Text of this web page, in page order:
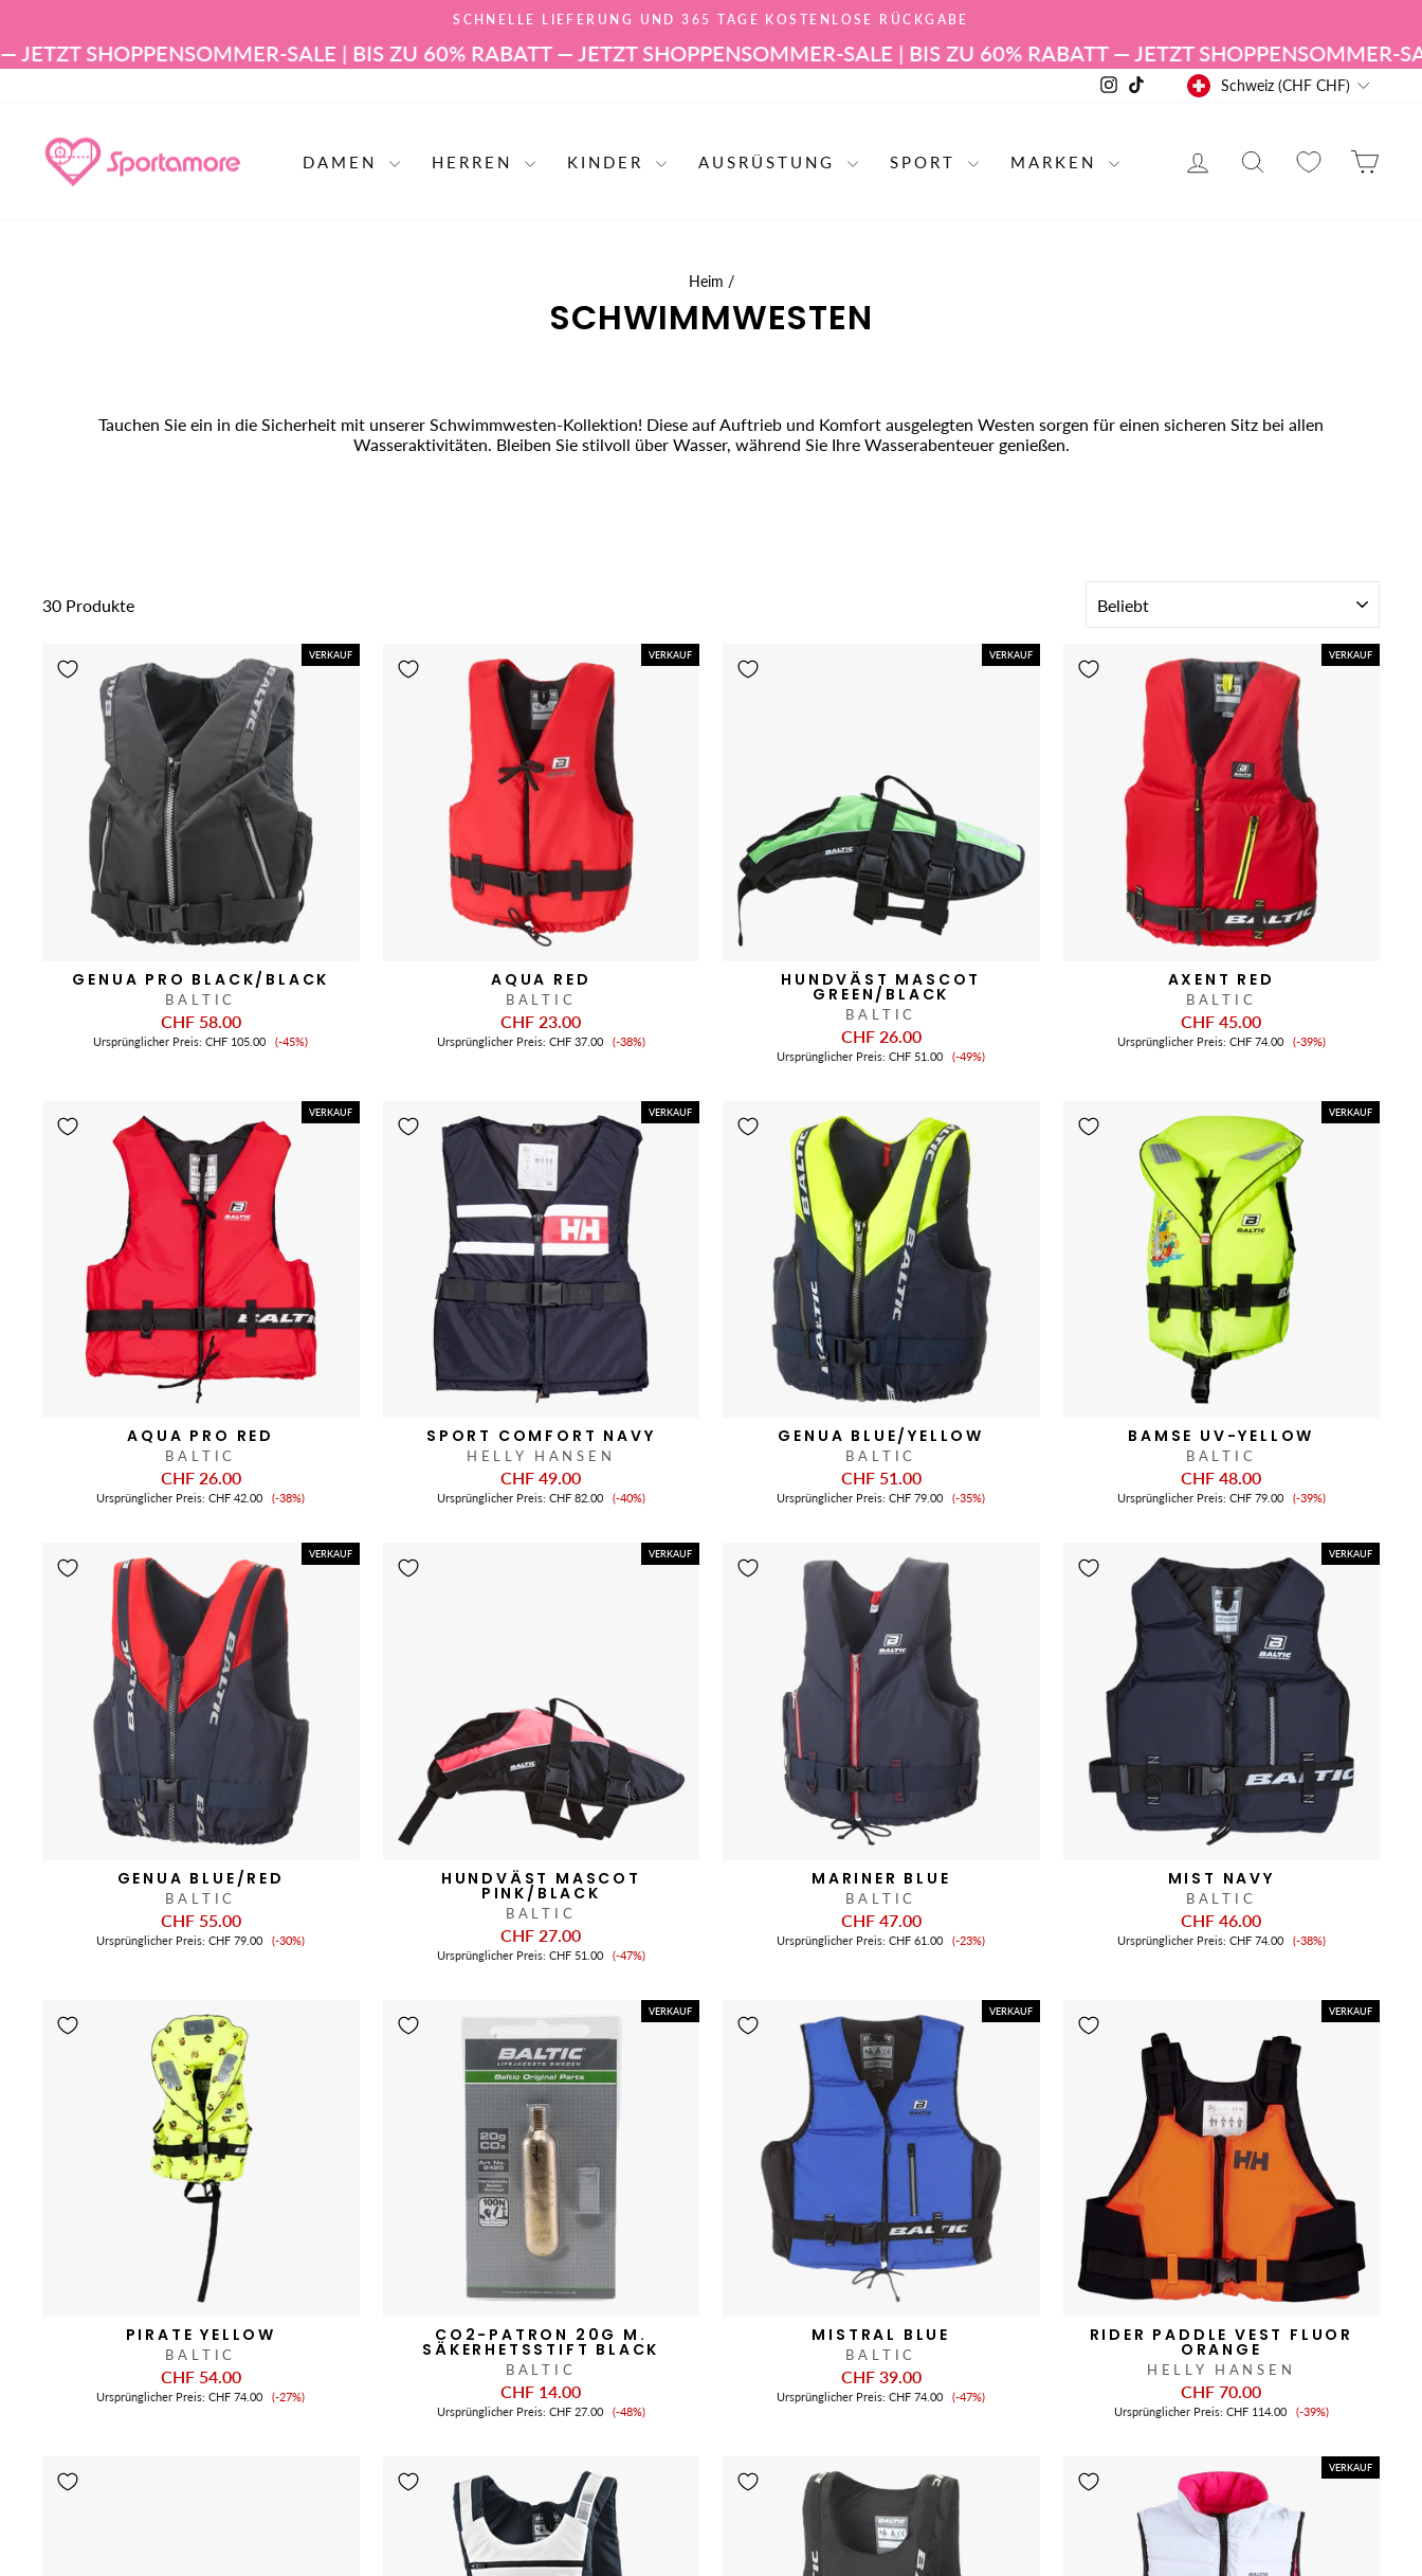
springen
Pause
Diashow
SCHNELLE LIEFERUNG UND 365 TAGE KOSTENLOSE RÜCKGABE
SOMMER-SALE | BIS ZU 60% RABATT — JETZT SHOPPENSOMMER-SALE | BIS ZU 60% RABATT — JETZT SHOPPENSOMMER-SALE |
Instagram
TikTok WÄHRUNG
Schweiz (CHF CHF)
DAMEN HERREN KINDER AUSRÜSTUNG SPORT MARKEN ANMELDENPRODUKT
Heim /
SCHWIMMWESTEN
Tauchen Sie ein in die Sicherheit mit unserer Schwimmwesten-Kollektion! Diese auf Auftrieb und Komfort ausgelegten Westen sorgen für einen sicheren Sitz bei allen
Wasseraktivitäten. Bleiben Sie stilvoll über Wasser, während Sie Ihre Wasserabenteuer genießen.
30 Produkte
SORTIEREN
VERKAUF
GENUA PRO BLACK/BLACK
BALTIC
CHF 58.00
Ursprünglicher Preis:CHF 105.00 Verkaufspreis
(-45%)
VERKAUF
AQUA RED
BALTIC
CHF 23.00
Ursprünglicher Preis: CHF 37.00 Verkaufspreis
(-38%)
VERKAUF
HUNDVÄST MASCOT
GREEN/BLACK
BALTIC
CHF 26.00
Ursprünglicher Preis:CHF 51.00 Verkaufspreis
(-49%)
VERKAUF
AXENT RED
BALTIC
CHF 45.00
Ursprünglicher Preis: CHF 74.00 Verkaufspreis
(-39%)
VERKAUF
AQUA PRO RED
BALTIC
CHF 26.00
Ursprünglicher Preis:CHF 42.00 Verkaufspreis
(-38%)
VERKAUF
SPORT COMFORT NAVY
HELLY HANSEN
CHF 49.00
Ursprünglicher Preis: CHF 82.00 Verkaufspreis
(-40%)
GENUA BLUE/YELLOW
BALTIC
CHF 51.00
Ursprünglicher Preis:CHF 79.00 Verkaufspreis
(-35%)
VERKAUF
BAMSE UV-YELLOW
BALTIC
CHF 48.00
Ursprünglicher Preis: CHF 79.00 Verkaufspreis
(-39%)
VERKAUF
GENUA BLUE/RED
BALTIC
CHF 55.00
Ursprünglicher Preis:CHF 79.00 Verkaufspreis
(-30%)
VERKAUF
HUNDVÄST MASCOT
PINK/BLACK
BALTIC
CHF 27.00
Ursprünglicher Preis: CHF 51.00 Verkaufspreis
(-47%)
MARINER BLUE
BALTIC
CHF 47.00
Ursprünglicher Preis:CHF 61.00 Verkaufspreis
(-23%)
VERKAUF
MIST NAVY
BALTIC
CHF 46.00
Ursprünglicher Preis: CHF 74.00 Verkaufspreis
(-38%)
PIRATE YELLOW
BALTIC
CHF 54.00
Ursprünglicher Preis:CHF 74.00 Verkaufspreis
(-27%)
VERKAUF
CO2-PATRON 20G M.
SÄKERHETSSTIFT BLACK
BALTIC
CHF 14.00
Ursprünglicher Preis: CHF 27.00 Verkaufspreis
(-48%)
VERKAUF
MISTRAL BLUE
BALTIC
CHF 39.00
Ursprünglicher Preis:CHF 74.00 Verkaufspreis
(-47%)
VERKAUF
RIDER PADDLE VEST FLUOR
ORANGE
HELLY HANSEN
CHF 70.00
Ursprünglicher Preis: CHF 114.00 Verkaufspreis
(-39%)
VERKAUF